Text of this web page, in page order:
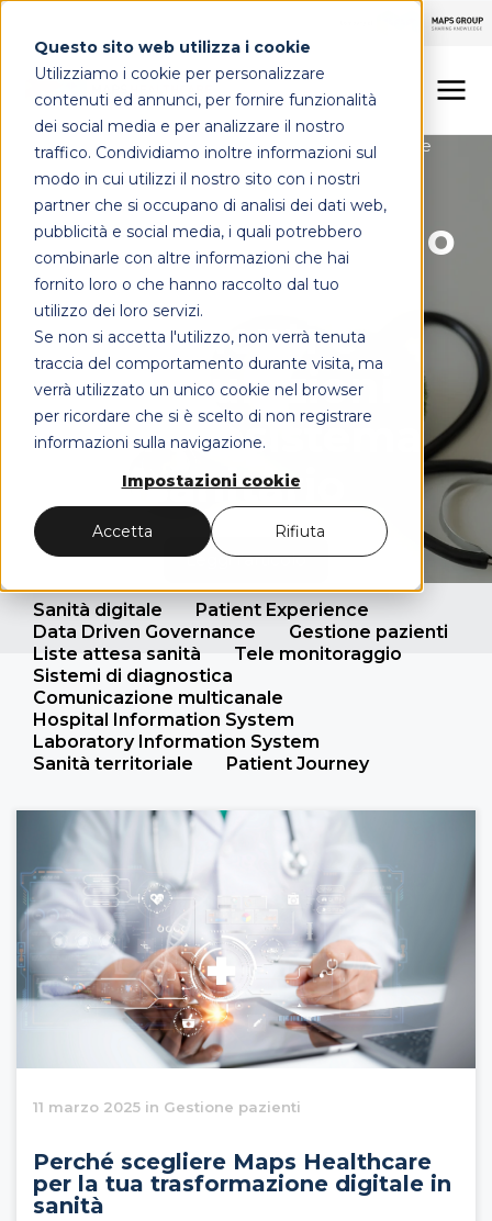
Questo sito web utilizza i cookie
Utilizziamo i cookie per personalizzare
contenuti ed annunci, per fornire funzionalità
dei social media e per analizzare il nostro
traffico. Condividiamo inoltre informazioni sul
modo in cui utilizzi il nostro sito con i nostri
partner che si occupano di analisi dei dati web,
pubblicità e social media, i quali potrebbero
combinarle con altre informazioni che hai
fornito loro o che hanno raccolto dal tuo
utilizzo dei loro servizi.
Se non si accetta l'utilizzo, non verrà tenuta
traccia del comportamento durante visita, ma
verrà utilizzato un unico cookie nel browser
per ricordare che si è scelto di non registrare
informazioni sulla navigazione.
Impostazioni cookie
Accetta Rifiuta
LINEE DI OFFERTA
MAPS HEALTHCARE
FOCUS
CONTATTI
Sanità digitale
Comunicazione multicanale
Sistemi di diagnostica
Come i SIO stanno
integrando
pazienti e
assicurazioni
nell'ecosistema
sanitario
Leggi l'articolo
Sanità digitale
Patient Experience
Data Driven Governance
Gestione pazienti
Liste attesa sanità
Tele monitoraggio
Sistemi di diagnostica
Comunicazione multicanale
Hospital Information System
Laboratory Information System
Sanità territoriale
Patient Journey
11 marzo 2025 in Gestione pazienti
Perché scegliere Maps Healthcare
per la tua trasformazione digitale in
sanità